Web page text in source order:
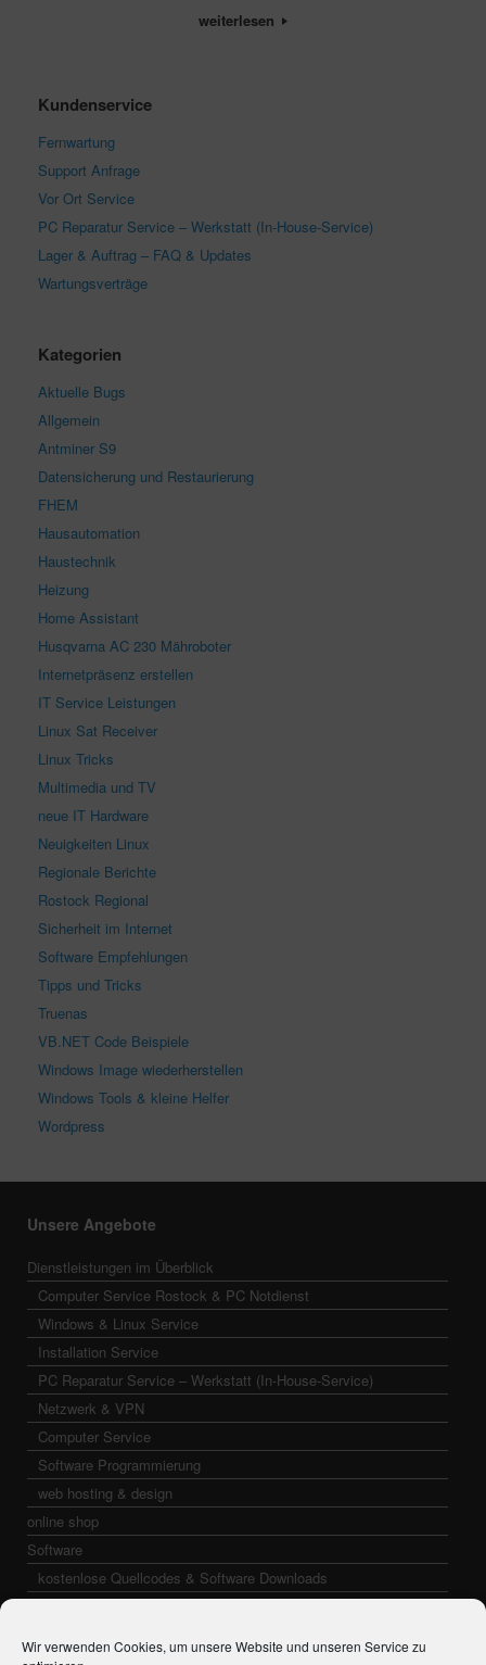
Wir verwenden Cookies, um unsere Website und unseren Service zu
weiterlesen
Kundenservice
Fernwartung
Support Anfrage
Vor Ort Service
PC Reparatur Service – Werkstatt (In-House-Service)
Lager & Auftrag – FAQ & Updates
Wartungsverträge
Kategorien
Aktuelle Bugs
Allgemein
Antminer S9
Datensicherung und Restaurierung
FHEM
Hausautomation
Haustechnik
Heizung
Home Assistant
Husqvarna AC 230 Mähroboter
Internetpräsenz erstellen
IT Service Leistungen
Linux Sat Receiver
Linux Tricks
Multimedia und TV
neue IT Hardware
Neuigkeiten Linux
Regionale Berichte
Rostock Regional
Sicherheit im Internet
Software Empfehlungen
Tipps und Tricks
Truenas
VB.NET Code Beispiele
Windows Image wiederherstellen
Windows Tools & kleine Helfer
Wordpress
Unsere Angebote
Dienstleistungen im Überblick
Computer Service Rostock & PC Notdienst
Windows & Linux Service
Installation Service
PC Reparatur Service – Werkstatt (In-House-Service)
Netzwerk & VPN
Computer Service
Software Programmierung
web hosting & design
online shop
Software
kostenlose Quellcodes & Software Downloads
Neuigkeiten